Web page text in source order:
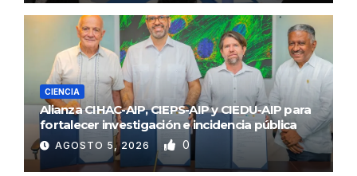
CIENCIA
Alianza CIHAC-AIP, CIEPS-AIP y CIEDU-AIP para
fortalecer investigación e incidencia pública
AGOSTO 5, 2026 0